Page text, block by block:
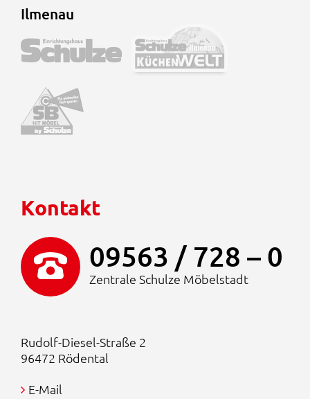
Ilmenau
Kontakt
09563 / 728 – 0
Zentrale Schulze Möbelstadt
Rudolf-Diesel-Straße 2
96472 Rödental
E-Mail